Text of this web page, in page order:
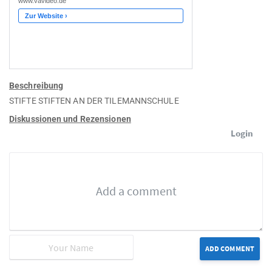
Beschreibung
STIFTE STIFTEN AN DER TILEMANNSCHULE
Diskussionen und Rezensionen
Login
ADD COMMENT